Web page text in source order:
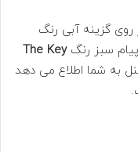
روی گزینه آبی رنگ
سبز رنگThe Key
به شما اطلاع می دهد